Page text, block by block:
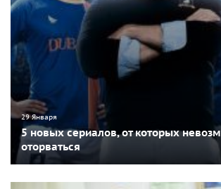
29 Января
5 новых сериалов, от которых
оторваться